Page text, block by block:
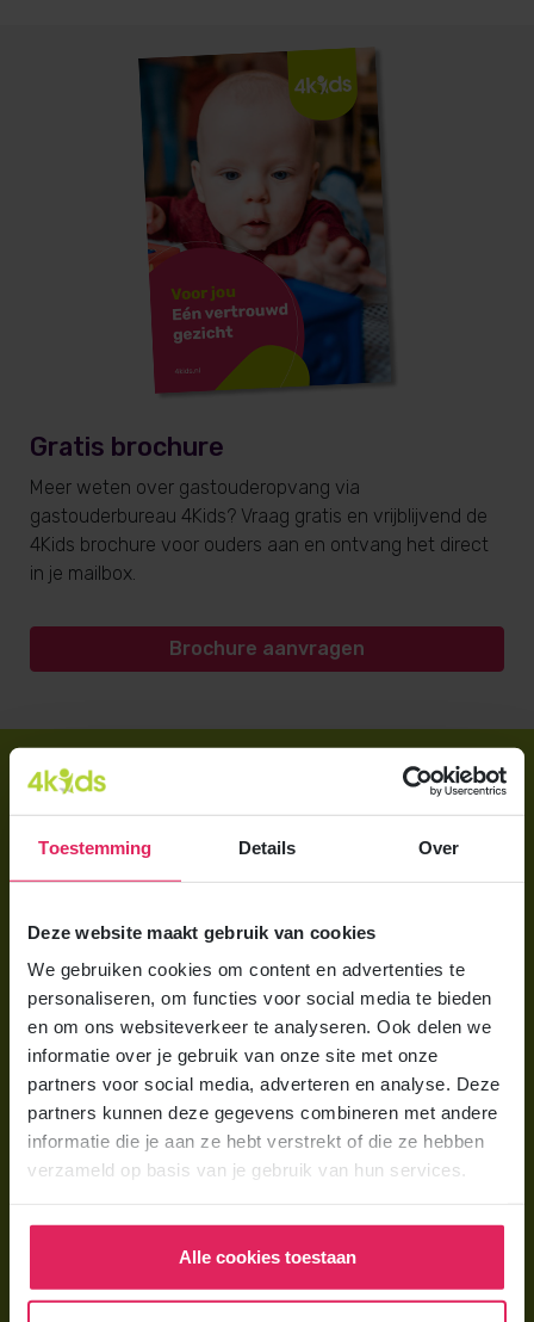
Toestemming Details Over
Deze website maakt gebruik van cookies
We gebruiken cookies om content en advertenties te
personaliseren, om functies voor social media te bieden
en om ons websiteverkeer te analyseren. Ook delen we
informatie over je gebruik van onze site met onze
partners voor social media, adverteren en analyse. Deze
partners kunnen deze gegevens combineren met andere
informatie die je aan ze hebt verstrekt of die ze hebben
verzameld op basis van je gebruik van hun services.
Alle cookies toestaan
Gratis brochure
Meer weten over gastouderopvang via
gastouderbureau 4Kids? Vraag gratis en vrijblijvend de
4Kids brochure voor ouders aan en ontvang het direct
in je mailbox.
Brochure aanvragen
Direct regelen
Aanmelden bij 4Kids
Brochure aanvragen
Voor ouders
Wat is gastouderopvang?
Wat kost een gastouder?
Hoe vind ik een gastouder?
Voor gastouders
Hoe vind ik gastkinderen?
Trainingen & cursussen